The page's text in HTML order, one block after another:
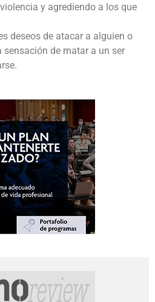
y agrediendo a los que
deseos de atacar a alguien o
de matar a un ser